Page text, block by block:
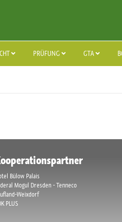
PRÜFUNG GTA
Bülow Palais
Mogul Dresden - Tenneco
Weixdorf
PLUS